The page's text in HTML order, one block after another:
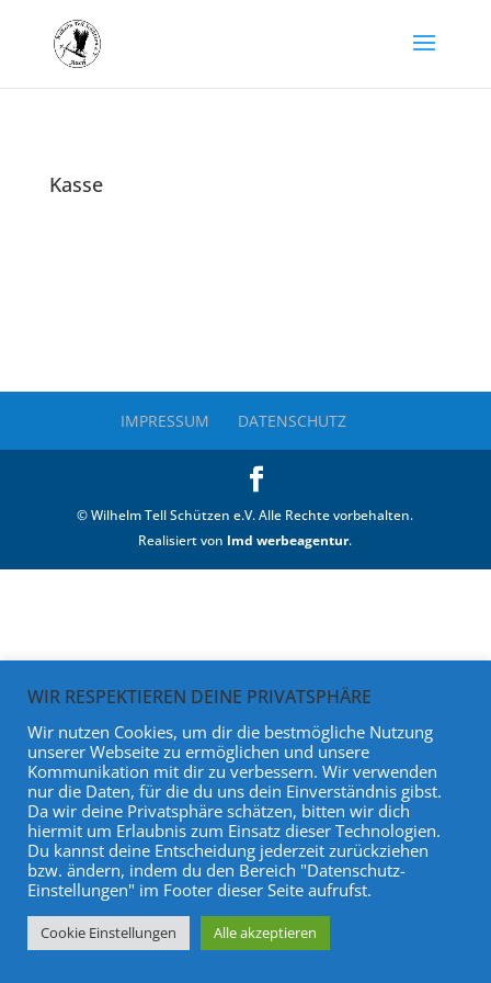
Kasse
IMPRESSUM DATENSCHUTZ
© Wilhelm Tell Schützen e.V. Alle Rechte vorbehalten.
Realisiert von lmd werbeagentur.
WIR RESPEKTIEREN DEINE PRIVATSPHÄRE
Wir nutzen Cookies, um dir die bestmögliche Nutzung
unserer Webseite zu ermöglichen und unsere
Kommunikation mit dir zu verbessern. Wir verwenden
nur die Daten, für die du uns dein Einverständnis gibst.
Da wir deine Privatsphäre schätzen, bitten wir dich
hiermit um Erlaubnis zum Einsatz dieser Technologien.
Du kannst deine Entscheidung jederzeit zurückziehen
bzw. ändern, indem du den Bereich "Datenschutz-
Einstellungen" im Footer dieser Seite aufrufst.
Cookie Einstellungen Alle akzeptieren